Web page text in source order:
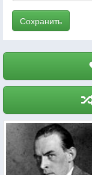
Сохранить